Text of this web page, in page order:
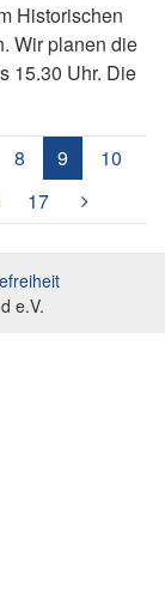
Historischen
Wir planen die
15.30 Uhr. Die
8 9(aktuell)
10
17
e.V.